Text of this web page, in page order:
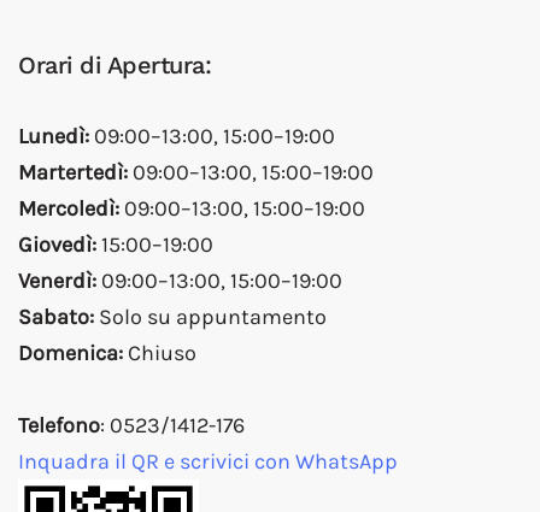
Orari di Apertura:
Lunedì: 09:00–13:00, 15:00–19:00
Martertedì: 09:00–13:00, 15:00–19:00
Mercoledì: 09:00–13:00, 15:00–19:00
Giovedì:15:00–19:00
Venerdì: 09:00–13:00, 15:00–19:00
Sabato: Solo su appuntamento
Domenica: Chiuso
Telefono: 0523/1412-176
Inquadra il QR e scrivici con WhatsApp